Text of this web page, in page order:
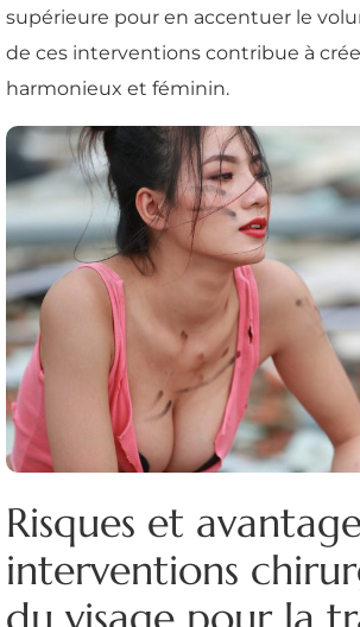
supérieure pour en accentuer le
de ces interventions contribue à
harmonieux et féminin.
Risques et
interventions